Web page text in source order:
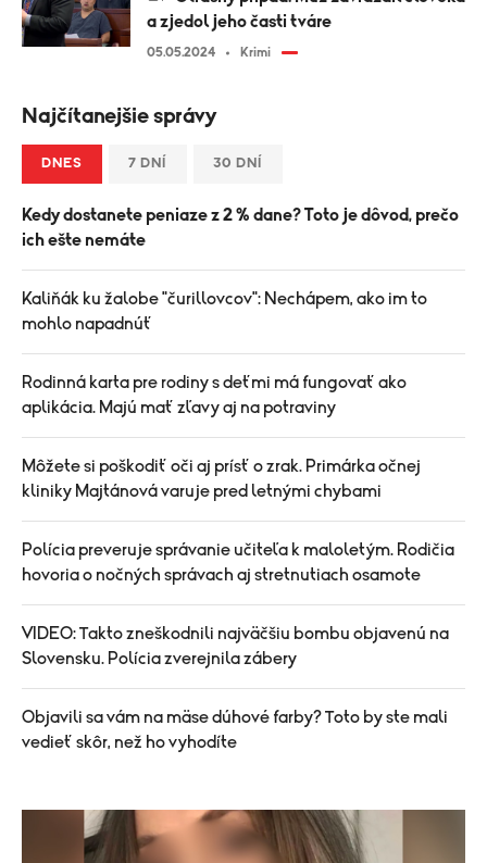
a zjedol jeho časti tváre
05.05.2024 Krimi
Najčítanejšie správy
DNES 7 DNÍ 30 DNÍ
Kedy dostanete peniaze z 2 % dane? Toto je dôvod, prečo
ich ešte nemáte
Kaliňák ku žalobe "čurillovcov": Nechápem, ako im to
mohlo napadnúť
Rodinná karta pre rodiny s deťmi má fungovať ako
aplikácia. Majú mať zľavy aj na potraviny
Môžete si poškodiť oči aj prísť o zrak. Primárka očnej
kliniky Majtánová varuje pred letnými chybami
Polícia preveruje správanie učiteľa k maloletým. Rodičia
hovoria o nočných správach aj stretnutiach osamote
VIDEO: Takto zneškodnili najväčšiu bombu objavenú na
Slovensku. Polícia zverejnila zábery
Objavili sa vám na mäse dúhové farby? Toto by ste mali
vedieť skôr, než ho vyhodíte